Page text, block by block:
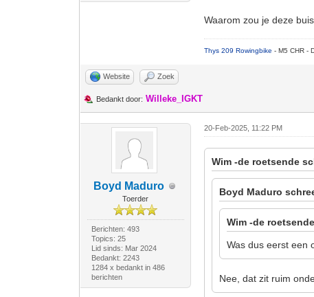
Waarom zou je deze
Thys 209 Rowingbike- M5 CHR -
Website Zoek
Bedankt door: Willeke_IGKT
Boyd Maduro
Toerder
Berichten: 493
Topics: 25
Lid sinds: Mar 2024
Bedankt: 2243
1284 x bedankt in 486
berichten
20-Feb-2025, 11:22 PM
Wim -de roetsende
Boyd Maduro
Wim -de
Was dus eerst een
Nee, dat zit ruim